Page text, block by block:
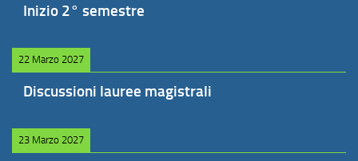
Inizio 2° semestre
22 Marzo 2027
Discussioni lauree magistrali
23 Marzo 2027